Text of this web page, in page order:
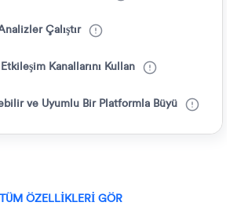
Çalıştır
Kanallarını Kullan
ve Uyumlu Bir Platformla Büyü
TÜM ÖZELLIKLERI GÖR